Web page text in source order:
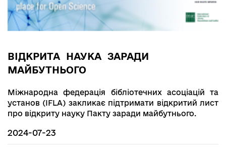
ВІДКРИТА НАУКА ЗАРАДИ
МАЙБУТНЬОГО
Міжнародна федерація бібліотечних асоціацій та
установ (IFLA) закликає підтримати відкритий лист
про відкриту науку Пакту заради майбутнього.
2024-07-23